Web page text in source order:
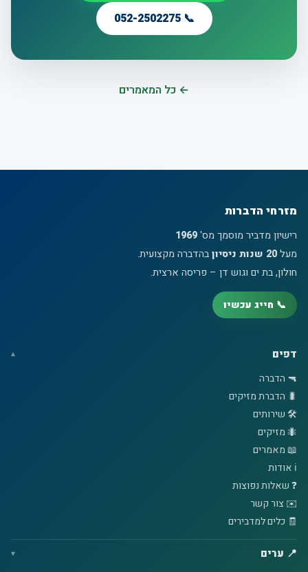
📞 052-2502275
← כל המאמרים
מזרחי הדברות
רישיון מדביר מוסמך מס'1969
מעל20 שנות ניסיון
בהדברה מקצועית.
חולון, בת ים וגוש דן – פריסה ארצית.
📞 חייג עכשיו
דפים
🔫 הדברה
🐛 הדברת מזיקים
🛠️ שירותים
🐜 מזיקים
📖 מאמרים
ℹ️ אודות
❓ שאלות נפוצות
✉️ צור קשר
🧾 כלים למדבירים
📍 ערים